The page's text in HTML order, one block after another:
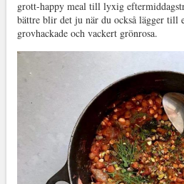
grott-happy meal till lyxig
bättre blir det ju när du också lägger till
grovhackade och vackert grönrosa.